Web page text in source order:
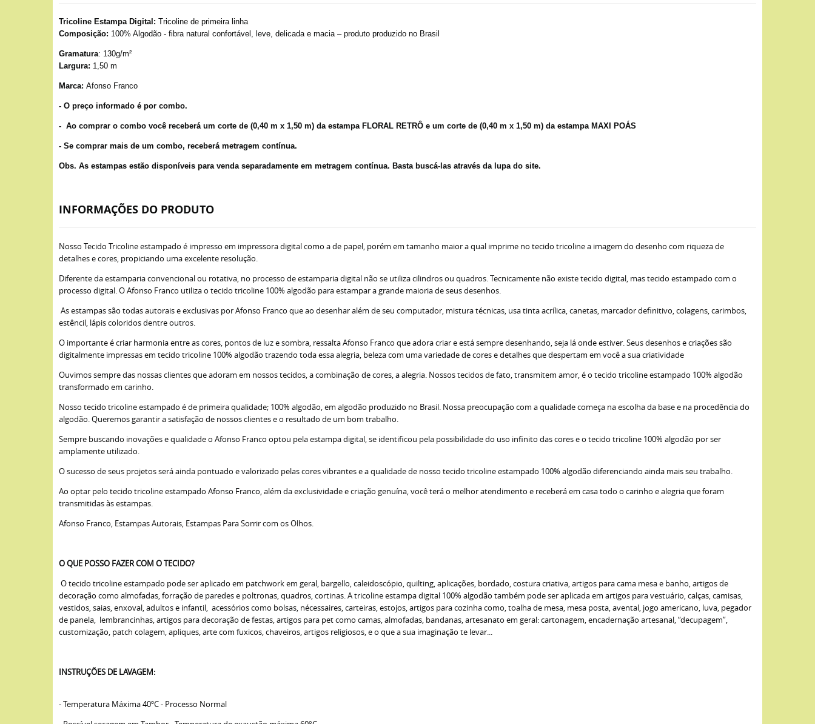
Tricoline Estampa Digital: Tricoline de primeira linha
Composição: 100% Algodão - fibra natural confortável, leve, delicada e macia – produto produzido no Brasil
Gramatura: 130g/m²
Largura: 1,50 m
Marca: Afonso Franco
- O preço informado é por combo.
- Ao comprar o combo você receberá um corte de (0,40 m x 1,50 m) da estampa FLORAL RETRÔ e um corte de (0,40 m x 1,50 m) da estampa MAXI POÁS
- Se comprar mais de um combo, receberá metragem contínua.
Obs. As estampas estão disponíveis para venda separadamente em metragem contínua. Basta buscá-las através da lupa do site.
INFORMAÇÕES DO PRODUTO
Nosso Tecido Tricoline estampado é impresso em impressora digital como a de papel, porém em tamanho maior a qual imprime no tecido tricoline a imagem do desenho com riqueza de
detalhes e cores, propiciando uma excelente resolução.
Diferente da estamparia convencional ou rotativa, no processo de estamparia digital não se utiliza cilindros ou quadros. Tecnicamente não existe tecido digital, mas tecido estampado com o
processo digital. O Afonso Franco utiliza o tecido tricoline 100% algodão para estampar a grande maioria de seus desenhos.
As estampas são todas autorais e exclusivas por Afonso Franco que ao desenhar além de seu computador, mistura técnicas, usa tinta acrílica, canetas, marcador definitivo, colagens, carimbos,
estêncil, lápis coloridos dentre outros.
O importante é criar harmonia entre as cores, pontos de luz e sombra, ressalta Afonso Franco que adora criar e está sempre desenhando, seja lá onde estiver. Seus desenhos e criações são
digitalmente impressas em tecido tricoline 100% algodão trazendo toda essa alegria, beleza com uma variedade de cores e detalhes que despertam em você a sua criatividade
Ouvimos sempre das nossas clientes que adoram em nossos tecidos, a combinação de cores, a alegria. Nossos tecidos de fato, transmitem amor, é o tecido tricoline estampado 100% algodão
transformado em carinho.
Nosso tecido tricoline estampado é de primeira qualidade; 100% algodão, em algodão produzido no Brasil. Nossa preocupação com a qualidade começa na escolha da base e na procedência do
algodão. Queremos garantir a satisfação de nossos clientes e o resultado de um bom trabalho.
Sempre buscando inovações e qualidade o Afonso Franco optou pela estampa digital, se identificou pela possibilidade do uso infinito das cores e o tecido tricoline 100% algodão por ser
amplamente utilizado.
O sucesso de seus projetos será ainda pontuado e valorizado pelas cores vibrantes e a qualidade de nosso tecido tricoline estampado 100% algodão diferenciando ainda mais seu trabalho.
Ao optar pelo tecido tricoline estampado Afonso Franco, além da exclusividade e criação genuína, você terá o melhor atendimento e receberá em casa todo o carinho e alegria que foram
transmitidas às estampas.
Afonso Franco, Estampas Autorais, Estampas Para Sorrir com os Olhos.
O QUE POSSO FAZER COM O TECIDO?
O tecido tricoline estampado pode ser aplicado em patchwork em geral, bargello, caleidoscópio, quilting, aplicações, bordado, costura criativa, artigos para cama mesa e banho, artigos de
decoração como almofadas, forração de paredes e poltronas, quadros, cortinas. A tricoline estampa digital 100% algodão também pode ser aplicada em artigos para vestuário, calças, camisas,
vestidos, saias, enxoval, adultos e infantil, acessórios como bolsas, nécessaires, carteiras, estojos, artigos para cozinha como, toalha de mesa, mesa posta, avental, jogo americano, luva, pegador
de panela, lembrancinhas, artigos para decoração de festas, artigos para pet como camas, almofadas, bandanas, artesanato em geral: cartonagem, encadernação artesanal, “decupagem”,
customização, patch colagem, apliques, arte com fuxicos, chaveiros, artigos religiosos, e o que a sua imaginação te levar...
INSTRUÇÕES DE LAVAGEM:
- Temperatura Máxima 40ºC - Processo Normal